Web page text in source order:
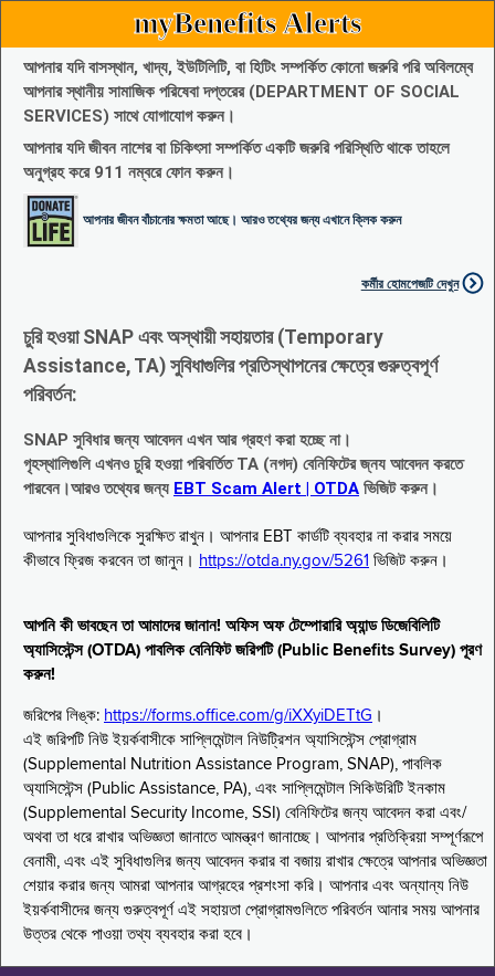
myBenefits Alerts
আপনার যদি বাসস্থান, খাদ্য, ইউটিলিটি, বা হিটিং সম্পর্কিত কোনো জরুরি পরি অবিলম্বে
আপনার স্থানীয় সামাজিক পরিষেবা দপ্তরের (DEPARTMENT OF SOCIAL
SERVICES) সাথে যোগাযোগ করুন।
আপনার যদি জীবন নাশের বা চিকিৎসা সম্পর্কিত একটি জরুরি পরিস্থিতি থাকে তাহলে
অনুগ্রহ করে 911 নম্বরে ফোন করুন।
আপনার জীবন বাঁচানোর ক্ষমতা আছে। আরও তথ্যের জন্য এখানে ক্লিক করুন
কর্মীর হোমপেজটি দেখুন
চুরি হওয়া SNAP এবং অস্থায়ী সহায়তার (Temporary
Assistance, TA) সুবিধাগুলির প্রতিস্থাপনের ক্ষেত্রে গুরুত্বপূর্ণ
পরিবর্তন:
SNAP সুবিধার জন্য আবেদন এখন আর গ্রহণ করা হচ্ছে না।
গৃহস্থালিগুলি এখনও চুরি হওয়া পরিবর্তিত TA (নগদ) বেনিফিটের জ্নয আবেদন করতে
পারবেন।আরও তথ্যের জন্য EBT Scam Alert | OTDA ভিজিট করুন।
আপনার সুবিধাগুলিকে সুরক্ষিত রাখুন। আপনার EBT কার্ডটি ব্যবহার না করার সময়ে
কীভাবে ফ্রিজ করবেন তা জানুন। https://otda.ny.gov/5261 ভিজিট করুন।
আপনি কী ভাবছেন তা আমাদের জানান! অফিস অফ টেম্পোরারি অ্যান্ড ডিজেবিলিটি
অ্যাসিস্টেন্স (OTDA) পাবলিক বেনিফিট জরিপটি (Public Benefits Survey) পূরণ
করুন!
জরিপের লিঙ্ক: https://forms.office.com/g/iXXyiDETtG ।
এই জরিপটি নিউ ইয়র্কবাসীকে সাপ্লিমেন্টাল নিউট্রিশন অ্যাসিস্টেন্স প্রোগ্রাম
(Supplemental Nutrition Assistance Program, SNAP), পাবলিক
অ্যাসিস্টেন্স (Public Assistance, PA), এবং সাপ্লিমেন্টাল সিকিউরিটি ইনকাম
(Supplemental Security Income, SSI) বেনিফিটের জন্য আবেদন করা এবং/
অথবা তা ধরে রাখার অভিজ্ঞতা জানাতে আমন্ত্রণ জানাচ্ছে। আপনার প্রতিক্রিয়া সম্পূর্ণরূপে
বেনামী, এবং এই সুবিধাগুলির জন্য আবেদন করার বা বজায় রাখার ক্ষেত্রে আপনার অভিজ্ঞতা
শেয়ার করার জন্য আমরা আপনার আগ্রহের প্রশংসা করি। আপনার এবং অন্যান্য নিউ
ইয়র্কবাসীদের জন্য গুরুত্বপূর্ণ এই সহায়তা প্রোগ্রামগুলিতে পরিবর্তন আনার সময় আপনার
উত্তর থেকে পাওয়া তথ্য ব্যবহার করা হবে।